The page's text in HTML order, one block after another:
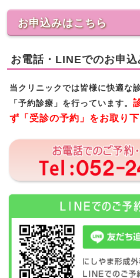
お申込みはこちら
お電話・LINEでのお申込
当クリニックでは皆様に快適な
「予約診療」を行っています。
ず「受診の予約」をお取り下